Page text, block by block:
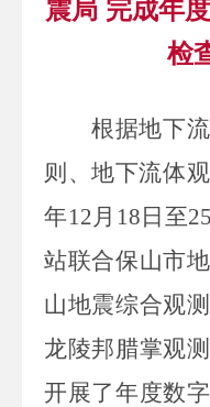
震局 完成年
检
根据地下
则、地下流体
年12月 18 日至25
站联合保山市
山地震综合观
龙陵邦腊掌观
开展了年度数